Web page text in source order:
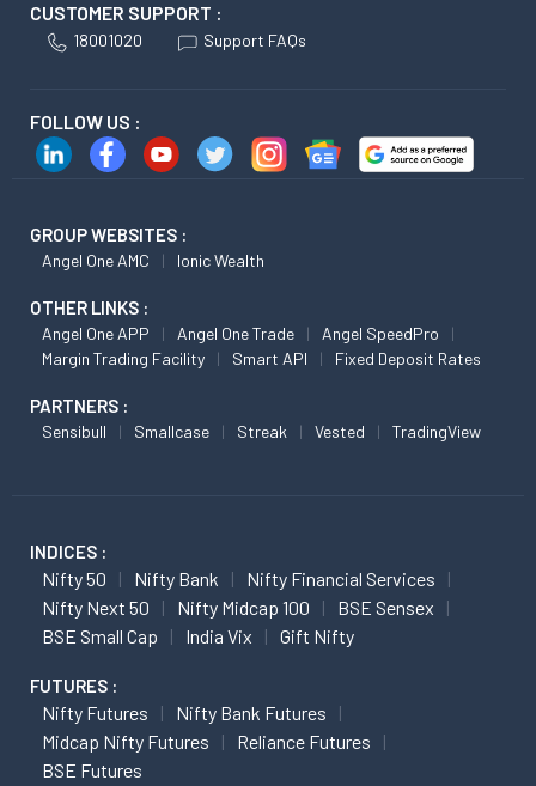
CUSTOMER SUPPORT :
18001020 Support FAQs
FOLLOW US :
GROUP WEBSITES :
Angel One AMC Ionic Wealth
OTHER LINKS :
Angel One APP Angel One Trade
Angel SpeedPro
Margin Trading Facility
Smart API Fixed Deposit Rates
PARTNERS :
Sensibull Smallcase Streak Vested TradingView
INDICES :
Nifty 50 Nifty Bank
Nifty Financial Services
Nifty Next 50
Nifty Midcap 100
BSE Sensex
BSE Small Cap
India Vix Gift Nifty
FUTURES :
Nifty Futures
Nifty Bank Futures
Midcap Nifty Futures
Reliance Futures
BSE Futures